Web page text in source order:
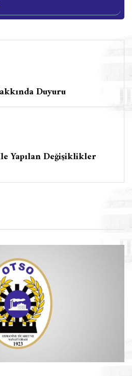
Duyuru
Yapılan Değişiklikler